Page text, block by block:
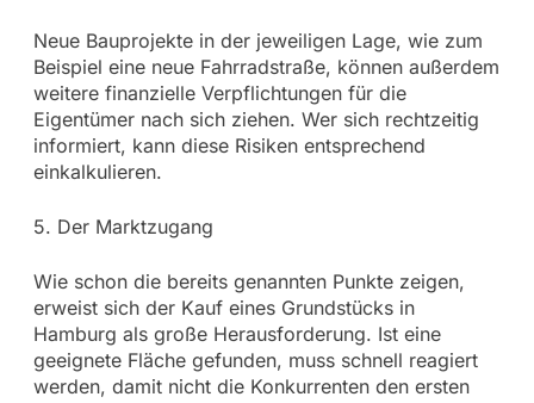
Neue Bauprojekte in der jeweiligen Lage, wie zum
Beispiel eine neue Fahrradstraße, können außerdem
weitere finanzielle Verpflichtungen für die
Eigentümer nach sich ziehen. Wer sich rechtzeitig
informiert, kann diese Risiken entsprechend
einkalkulieren.
5. Der Marktzugang
Wie schon die bereits genannten Punkte zeigen,
erweist sich der Kauf eines Grundstücks in
Hamburg als große Herausforderung. Ist eine
geeignete Fläche gefunden, muss schnell reagiert
werden, damit nicht die Konkurrenten den ersten